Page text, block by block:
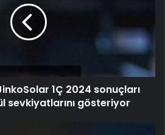
1Ç 2024 sonuçları
sevkiyatlarını gösteriyor